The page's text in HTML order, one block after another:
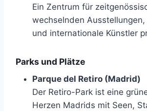
Ein Zentrum für
wechselnden
und internationale Künstler
Parks und Plätze
Parque del Retiro (Madrid)
Der Retiro-Park ist eine
Herzen Madrids mit Seen,